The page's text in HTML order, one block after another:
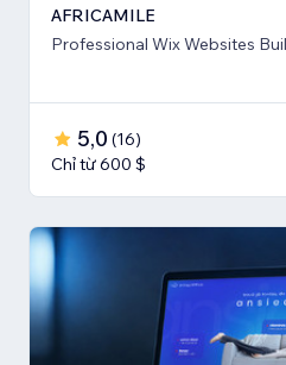
AFRICAMILE
Professional Wix Websites
5,0 (16)
Chỉ từ 600 $